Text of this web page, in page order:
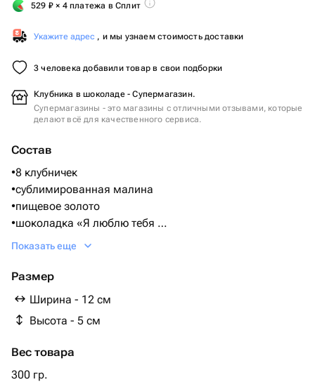
529 ₽ × 4 платежа в Сплит
Укажите адрес , и мы узнаем стоимость доставки
3 человека добавили товар в свои подборки
Клубника в шоколаде - Супермагазин.
Супермагазины - это магазины с отличными отзывами, которые
делают всё для качественного сервиса.
Состав
•8 клубничек
•сублимированная малина
•пищевое золото
•шоколадка «Я люблю тебя
»
(Состав: Сахар, масло какао, сухое цельное молоко,
Упаковано в круглую коробку с бантом, по желанию
можно добавит бесплатну открытку!
Рекомендуем хранить продукцию не более 24 часов при
температуре от +4
Показать еще
Размер
Ширина - 12 см
Высота - 5 см
Вес товара
300 гр.